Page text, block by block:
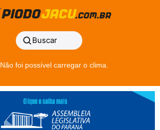
Buscar
Não foi possível carregar o clima.